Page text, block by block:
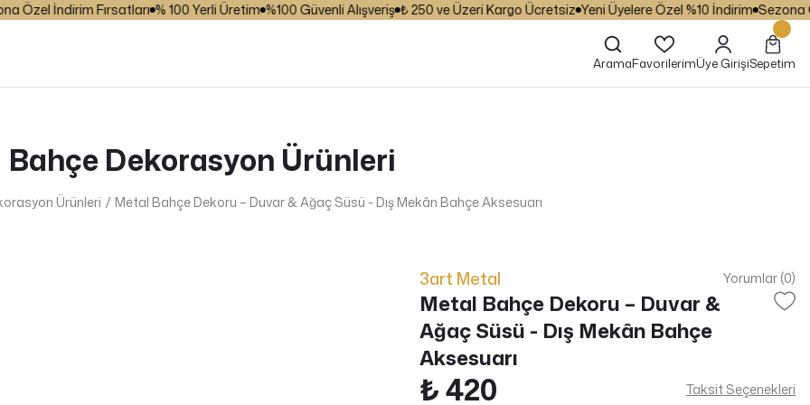
İndirim Fırsatları % 100 Yerli Üretim %100 Güvenli Alışveriş ₺ 250 ve Üzeri Kargo Ücretsiz Yeni Üyelere Özel %10 İndirim Sezona
AramaFavorilerimÜye GirişiSepetim
Bahçe Dekorasyon Ürünleri
Ürünleri Metal Bahçe Dekoru – Duvar & Ağaç Süsü - Dış Mekân Bahçe Aksesuarı
3art Metal Yorumlar (0)
Metal Bahçe Dekoru – Duvar &
Ağaç Süsü - Dış Mekân Bahçe
Aksesuarı
₺ 420 Taksit Seçenekleri